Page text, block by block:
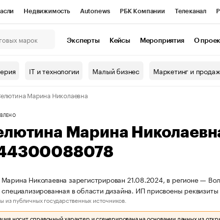
Недвижимость Autonews РБК Компании Телеканал
Проверка контрагентов
Эксперты Кейсы Мероприятия О
IT и технологии Малый бизнес Маркетинг и
Марина Николаевна
Марина
Николаевна зарегистрирован 21.08.2024, в регионе —
специализированная в области дизайна. ИП присвоены
из публичных государственных источников.
носит справочный характер и сгенерирована на основании данных из